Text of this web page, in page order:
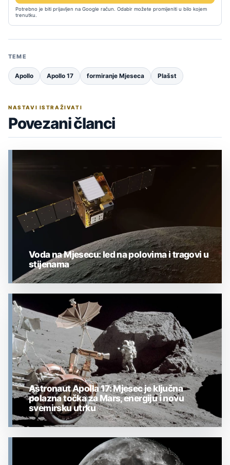
Potrebno je biti prijavljen na Google račun. Odabir možete promijeniti u bilo kojem
trenutku.
TEME
Apollo Apollo 17 formiranje Mjeseca Plašst
NASTAVI ISTRAŽIVATI
Povezani članci
Voda na Mjesecu: led na polovima i tragovi u
stijenama
Astronaut Apolla 17: Mjesec je ključna
polazna točka za Mars, energiju i novu
svemirsku utrku